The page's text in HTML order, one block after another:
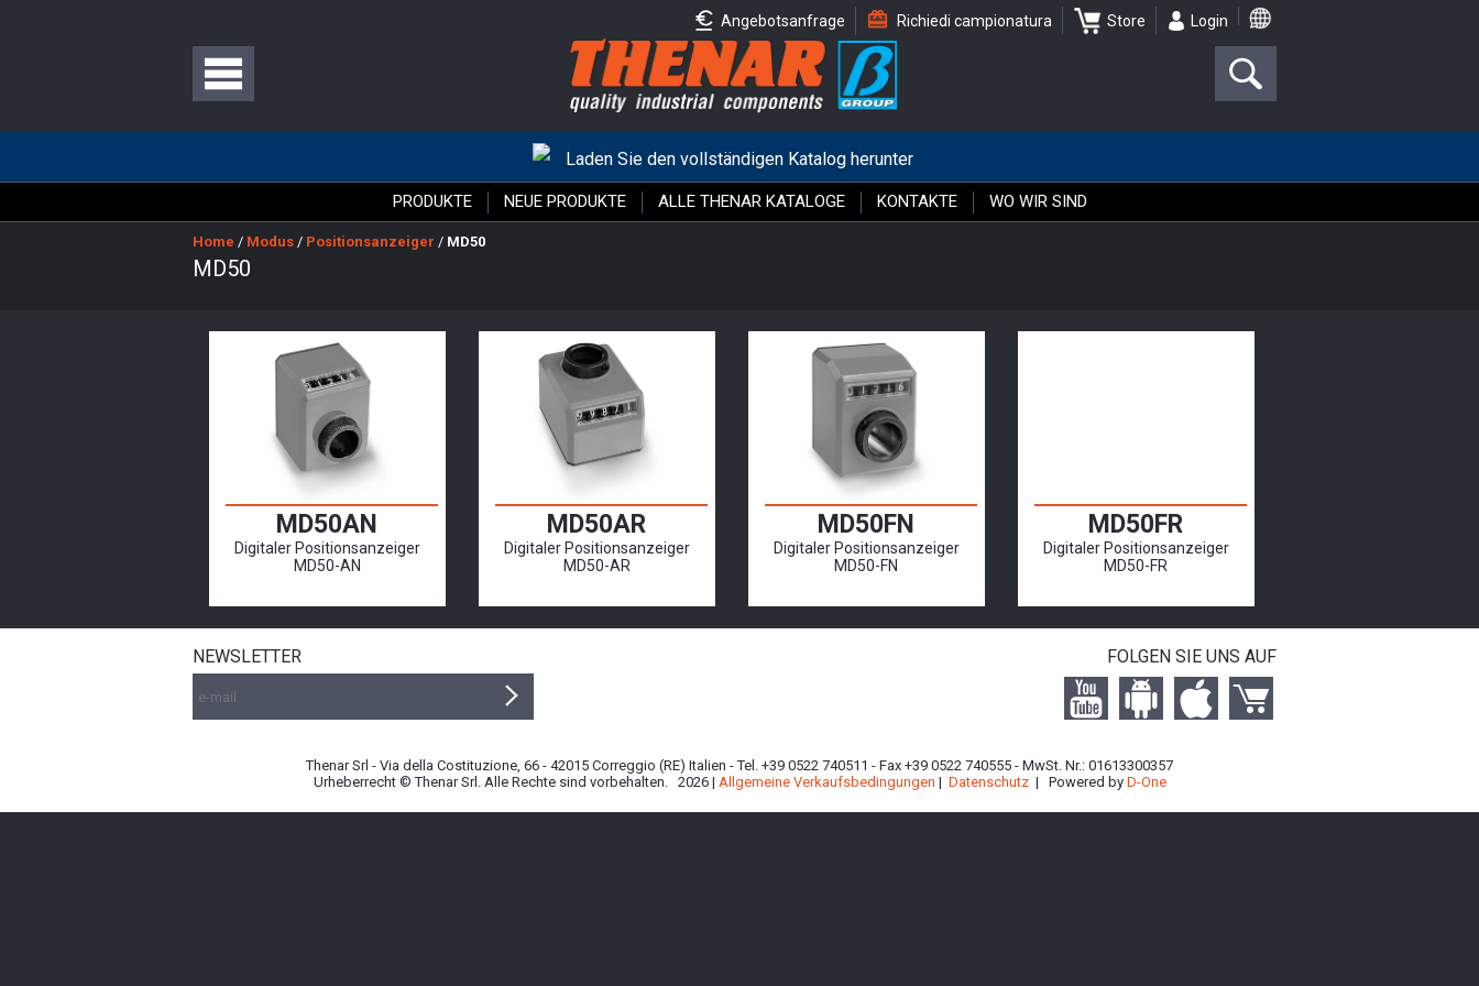
Login
Store
Richiedi campionatura
Angebotsanfrage
Laden Sie den vollständigen Katalog herunter
PRODUKTE NEUE PRODUKTE ALLE THENAR KATALOGE KONTAKTE WO WIR SIND
Home / Modus/ Positionsanzeiger / MD50
MD50
MD50AN
Digitaler Positionsanzeiger
MD50-AN
MD50AR
Digitaler Positionsanzeiger
MD50-AR
MD50FN
Digitaler Positionsanzeiger
MD50-FN
MD50FR
Digitaler Positionsanzeiger
MD50-FR
NEWSLETTER FOLGEN SIE UNS AUF
Thenar Srl - Via della Costituzione, 66 - 42015 Correggio (RE) Italien - Tel. +39 0522 740511 - Fax +39 0522 740555 - MwSt. Nr.: 01613300357
Urheberrecht © Thenar Srl. Alle Rechte sind vorbehalten. 2026 | Allgemeine Verkaufsbedingungen | Datenschutz | Powered by D-One